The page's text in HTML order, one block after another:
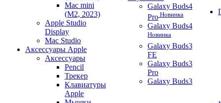
Mac mini
(M2, 2023)
Apple Studio
Display
Mac Studio
Аксессуары Apple
Аксессуары
Pencil
Трекер
Клавиатуры
Apple
Galaxy Buds4
Pro Новинка
Galaxy Buds4
Новинка
Galaxy Buds3
FE
Galaxy Buds3
Pro
Galaxy Buds3